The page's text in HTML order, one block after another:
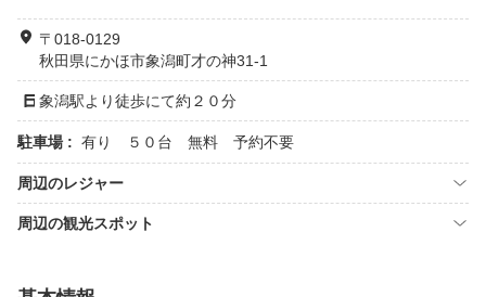
〒018-0129
秋田県にかほ市象潟町才の神31-1
象潟駅より徒歩にて約２０分
駐車場 : 有り ５０台 無料 予約不要
周辺のレジャー
周辺の観光スポット